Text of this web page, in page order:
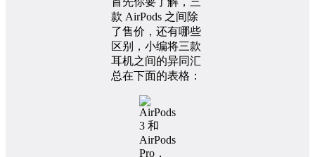
款 AirPods 之间除
了售价，还有哪些
区别，小编将三款
耳机之间的异同汇
总在下面的表格：